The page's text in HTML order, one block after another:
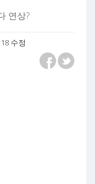
연상?
수정